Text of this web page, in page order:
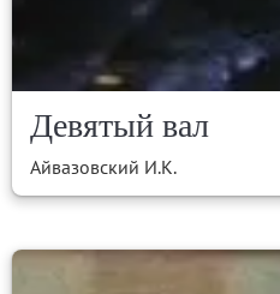
Девятый вал
Айвазовский И.К.